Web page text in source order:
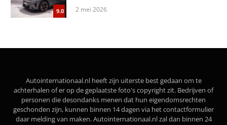
9.0 2 mei 2026
Autointernationaal.nl heeft zijn uiterste best gedaan om te
achterhalen of er op de geplaatste foto's copyright zit. Bedrijven of
personen die desondanks menen dat hun eigendomsrechten
geschonden zijn, kunnen binnen 14 dagen via het contactformulier
daar melding van maken. Autointernationaal.nl zal dan binnen 24